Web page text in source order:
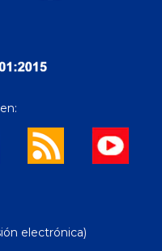
electrónica)